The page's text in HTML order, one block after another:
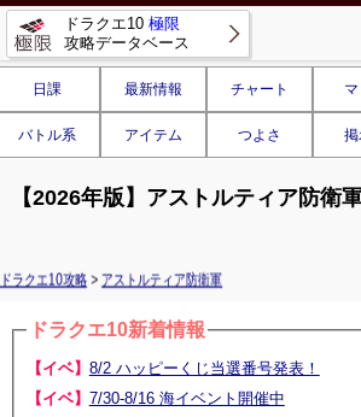
ドラクエ10 極限
攻略データベース
日課 最新情報 チャート
バトル系 アイテム つよさ 掲
【2026年版】アストルティア防衛
ドラクエ10攻略 > アストルティア防衛軍
ドラクエ10新着情報
【イベ】 8/2 ハッピーくじ当選番号発表！
【イベ】 7/30-8/16 海イベント開催中